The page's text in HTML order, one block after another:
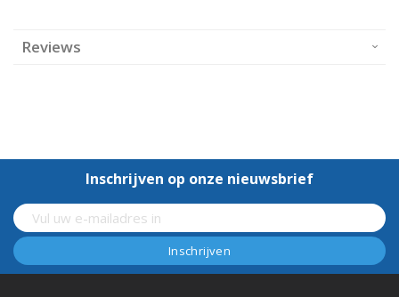
Reviews
Inschrijven op onze nieuwsbrief